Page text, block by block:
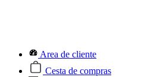
Area de cliente
Cesta de compras